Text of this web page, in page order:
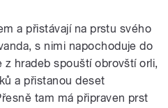
a přistávají na prstu svého
s nimi napochoduje do
hradeb spouští obrovští orli,
a přistanou deset
tam má připraven prst